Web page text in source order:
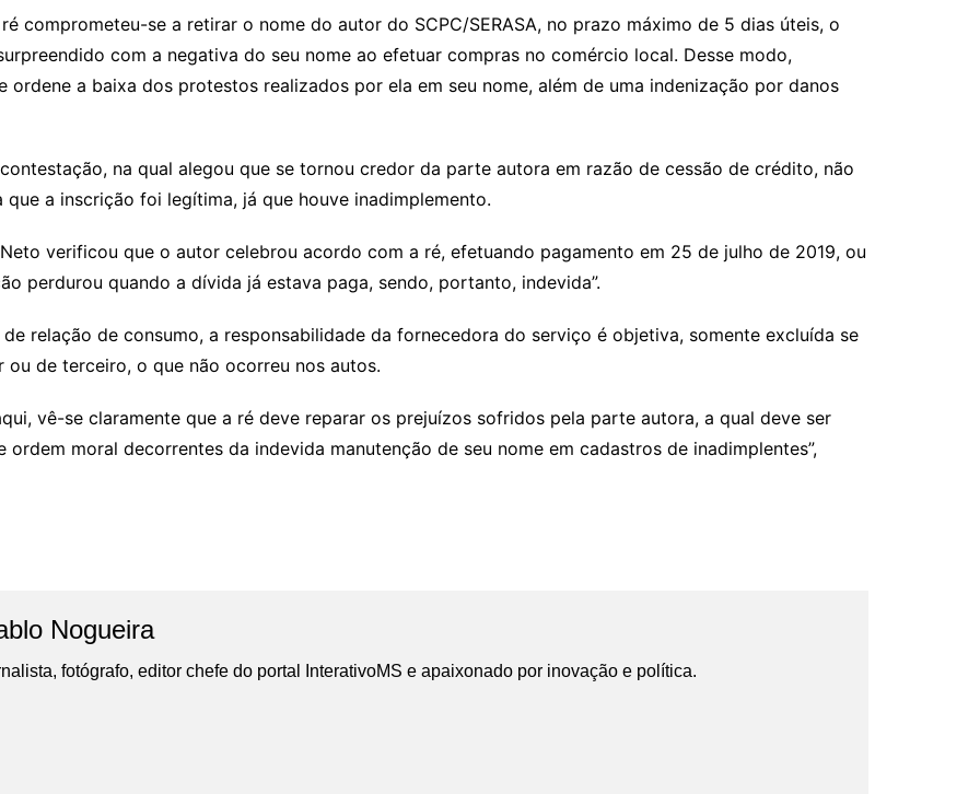
comprometeu-se a retirar o nome do autor do SCPC/SERASA, no prazo máximo de 5 dias úteis, o
com a negativa do seu nome ao efetuar compras no comércio local. Desse modo,
ordene a baixa dos protestos realizados por ela em seu nome, além de uma indenização por danos
na qual alegou que se tornou credor da parte autora em razão de cessão de crédito, não
a inscrição foi legítima, já que houve inadimplemento.
verificou que o autor celebrou acordo com a ré, efetuando pagamento em 25 de julho de 2019, ou
perdurou quando a dívida já estava paga, sendo, portanto, indevida”.
relação de consumo, a responsabilidade da fornecedora do serviço é objetiva, somente excluída se
de terceiro, o que não ocorreu nos autos.
vê-se claramente que a ré deve reparar os prejuízos sofridos pela parte autora, a qual deve ser
moral decorrentes da indevida manutenção de seu nome em cadastros de inadimplentes”,
Nogueira
fotógrafo, editor chefe do portal InterativoMS e apaixonado por inovação e política.